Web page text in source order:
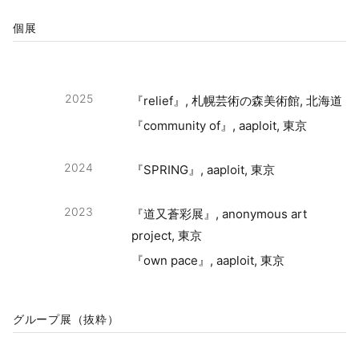
個展
2025
『relief』, 札幌芸術の森美術館, 北海道
『community of』, aaploit, 東京
2024 『SPRING』, aaploit, 東京
2023
『道又蒼彩展』, anonymous art
project, 東京
『own pace』, aaploit, 東京
グループ展（抜粋）